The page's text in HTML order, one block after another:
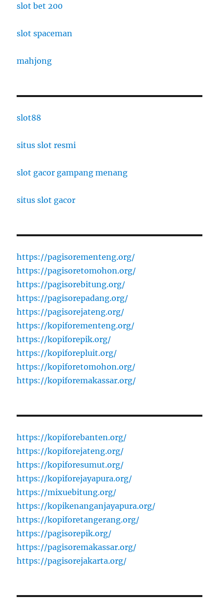
slot bet 200
slot spaceman
mahjong
slot88
situs slot resmi
slot gacor gampang menang
situs slot gacor
https://pagisorementeng.org/
https://pagisoretomohon.org/
https://pagisorebitung.org/
https://pagisorepadang.org/
https://pagisorejateng.org/
https://kopiforementeng.org/
https://kopiforepik.org/
https://kopiforepluit.org/
https://kopiforetomohon.org/
https://kopiforemakassar.org/
https://kopiforebanten.org/
https://kopiforejateng.org/
https://kopiforesumut.org/
https://kopiforejayapura.org/
https://mixuebitung.org/
https://kopikenanganjayapura.org/
https://kopiforetangerang.org/
https://pagisorepik.org/
https://pagisoremakassar.org/
https://pagisorejakarta.org/